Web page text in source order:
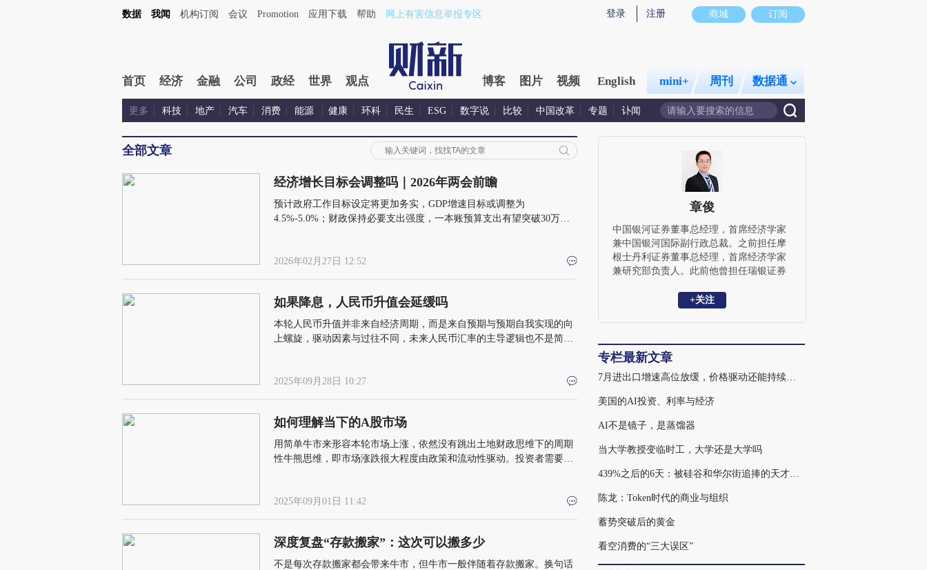
商城 订阅
登录 注册
数据 我闻 机构订阅 会议 Promotion 应用下载 帮助 网上有害信息举报专区
首页 经济 金融 公司 政经 世界 观点 博客 图片 视频 English mini+ 周刊 数据通
更多 科技 地产 汽车 消费 能源 健康 环科 民生 ESG 数字说 比较 中国改革 专题 讣闻
全部文章
经济增长目标会调整吗｜2026年两会前瞻
预计政府工作目标设定将更加务实，GDP增速目标或调整为
4.5%-5.0%；财政保持必要支出强度，一本账预算支出有望突破30万亿
2026年02月27日 12:52
如果降息，人民币升值会延缓吗
本轮人民币升值并非来自经济周期，而是来自预期与预期自我实现的向
上螺旋，驱动因素与过往不同，未来人民币汇率的主导逻辑也不是简单
2025年09月28日 10:27
如何理解当下的A股市场
用简单牛市来形容本轮市场上涨，依然没有跳出土地财政思维下的周期
性牛熊思维，即市场涨跌很大程度由政策和流动性驱动。投资者需要跳
2025年09月01日 11:42
深度复盘“存款搬家”：这次可以搬多少
不是每次存款搬家都会带来牛市，但牛市一般伴随着存款搬家。换句话
章俊
中国银河证券董事总经理，首席经济学家
兼中国银河国际副行政总裁。之前担任摩
根士丹利证券董事总经理，首席经济学家
兼研究部负责人。此前他曾担任瑞银证券
经济学家以及国际货币基金组织助理经济
务。同时，他还是中国证券业协会首席经
经济研究中心研究员。
+关注
专栏最新文章
7月进出口增速高位放缓，价格驱动还能持续多久
美国的AI投资、利率与经济
AI不是镜子，是蒸馏器
当大学教授变临时工，大学还是大学吗
439%之后的6天：被硅谷和华尔街追捧的天才，为何走入杠杆误区
陈龙：Token时代的商业与组织
蓄势突破后的黄金
看空消费的“三大误区”